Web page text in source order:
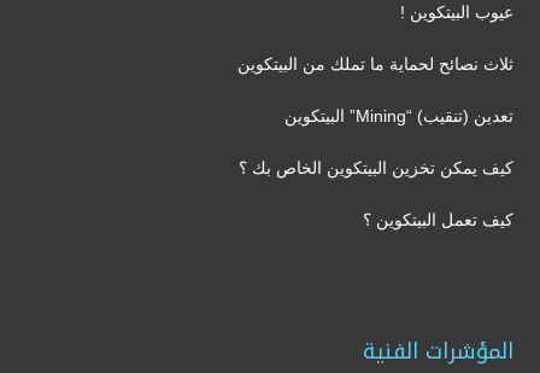
عيوب البيتكوين !
ثلاث نصائح لحماية ما تملك من البيتكوين
تعدين (تنقيب) “Mining” البيتكوين
كيف يمكن تخزين البيتكوين الخاص بك ؟
كيف تعمل البيتكوين ؟
المؤشرات الفنية